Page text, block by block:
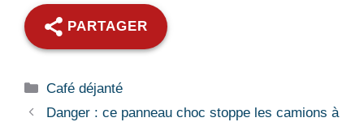
PARTAGER
Catégories
Café déjanté
Danger : ce panneau choc stoppe les camions à